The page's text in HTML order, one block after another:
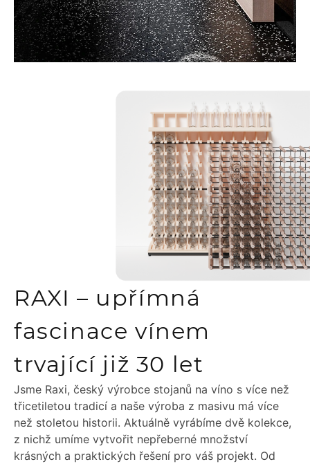
RAXI – upřímná
fascinace vínem
trvající již 30 let
Jsme Raxi, český výrobce stojanů na víno s více než
třicetiletou tradicí a naše výroba z masivu má více
než stoletou historii. Aktuálně vyrábíme dvě kolekce,
z nichž umíme vytvořit nepřeberné množství
krásných a praktických řešení pro váš projekt. Od